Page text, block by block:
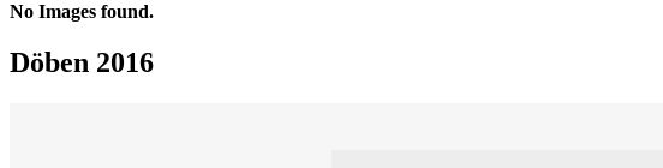
No Images found.
Döben 2016